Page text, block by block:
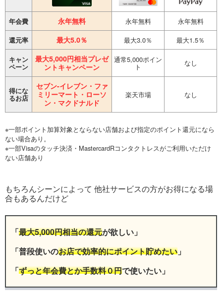
年会費 永年無料 永年無料
永年無料
還元率
最大5.0％ 最大3.0％ 最大1.5％
キャン
ペーン
最大5,000円相当プレゼ
ントキャンペーン
通常5,000ポイン
ト なし
得にな
るお店
セブン-イレブン・ファ
ミリーマート・ローソ
ン・マクドナルド
楽天市場 なし
※一部ポイント加算対象とならない店舗および指定のポイント還元になら
ない場合あり。
※一部Visaのタッチ決済・MastercardRコンタクトレスがご利用いただけ
ない店舗あり
もちろんシーンによって 他社サービスの方がお得になる場
合もあるんだけど
「最大5,000円相当の還元が欲しい」
「普段使いのお店で効率的にポイント貯めたい 」
「ずっと年会費とか手数料０円で使いたい」